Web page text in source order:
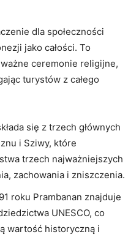
dla społeczności
jako całości. To
ceremonie religijne,
turystów z całego
się z trzech głównych
i Sziwy, które
trzech najważniejszych
zachowania i zniszczenia.
roku Prambanan znajduje
UNESCO, co
wartość historyczną i